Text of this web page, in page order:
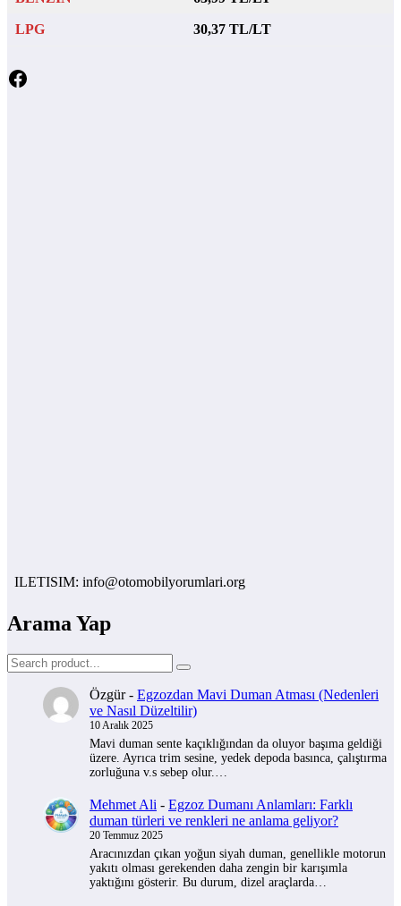
LPG 30,37 TL/LT
Facebook
info@otomobilyorumlari.org
Arama Yap
Özgür- Egzozdan Mavi Duman Atması (Nedenleri
ve Nasıl Düzeltilir)
10 Aralık 2025
Mavi duman sente kaçıklığından da oluyor başıma geldiği
üzere. Ayrıca trim sesine, yedek depoda basınca, çalıştırma
zorluğuna v.s sebep olur.…
Mehmet Ali - Egzoz Dumanı Anlamları: Farklı
duman türleri ve renkleri ne anlama geliyor?
20 Temmuz 2025
Aracınızdan çıkan yoğun siyah duman, genellikle motorun
yakıtı olması gerekenden daha zengin bir karışımla
yaktığını gösterir. Bu durum, dizel araçlarda…